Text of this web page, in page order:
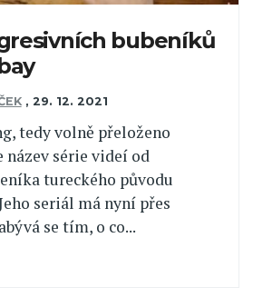
bubeníků
, 29. 12. 2021
tedy volně přeloženo
název série videí od
tureckého původu
seriál má nyní přes
se tím, o co...